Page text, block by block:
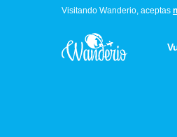
Visitando Wanderio, aceptas